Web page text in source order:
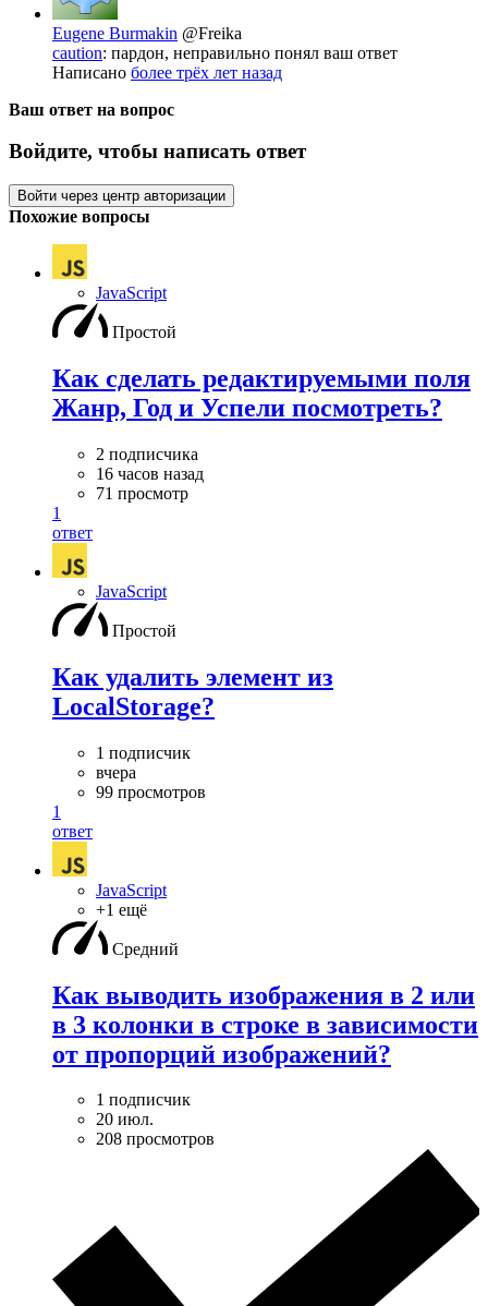
Eugene Burmakin @Freika
caution: пардон, неправильно понял ваш ответ
Написано более трёх лет назад
Ваш ответ на вопрос
Войдите, чтобы написать ответ
Войти через центр авторизации
Похожие вопросы
JavaScript
Простой
Как сделать редактируемыми поля
Жанр, Год и Успели посмотреть?
2 подписчика
16 часов назад
71 просмотр
1
ответ
JavaScript
Простой
Как удалить элемент из
LocalStorage?
1 подписчик
вчера
99 просмотров
1
ответ
JavaScript
+1 ещё
Средний
Как выводить изображения в 2 или
в 3 колонки в строке в зависимости
от пропорций изображений?
1 подписчик
20 июл.
208 просмотров